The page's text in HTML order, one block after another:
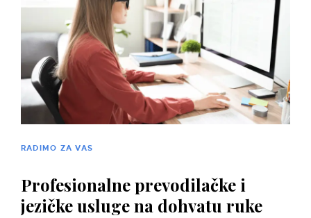
RADIMO ZA VAS
Profesionalne prevodilačke i
jezičke usluge na dohvatu ruke